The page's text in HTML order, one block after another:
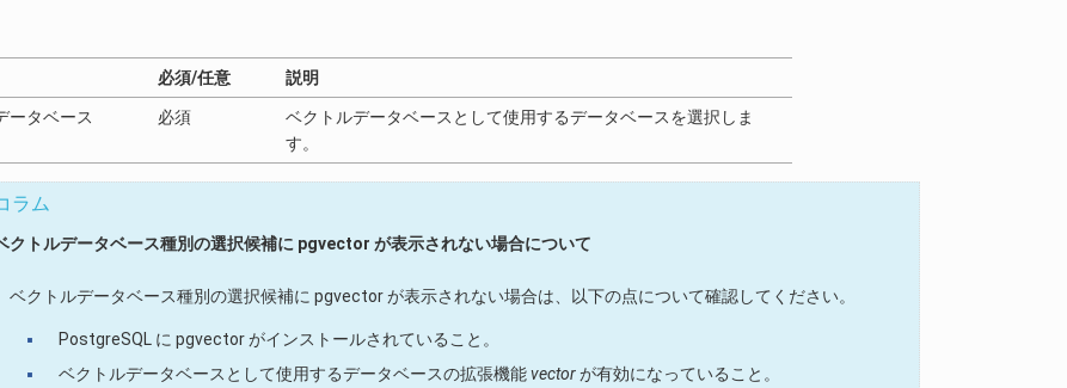
必須/任意 説明
ータベース 必須
ベクトルデータベースとして使用するデータベースを選択しま
す。
ラム
クトルデータベース種別の選択候補に pgvector が表示されない場合について
ベクトルデータベース種別の選択候補に pgvector が表示されない場合は、以下の点について確認してください。
PostgreSQL に pgvector がインストールされていること。
ベクトルデータベースとして使用するデータベースの拡張機能vectorが有効になっていること。